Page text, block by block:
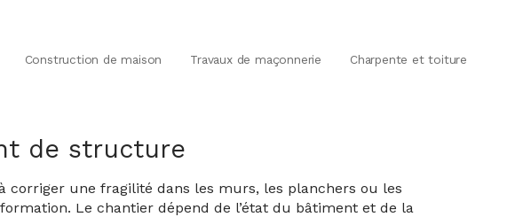
Construction de maison Travaux de maçonnerie Charpente et toiture
de structure
une fragilité dans les murs, les planchers ou les
Le chantier dépend de l’état du bâtiment et de la